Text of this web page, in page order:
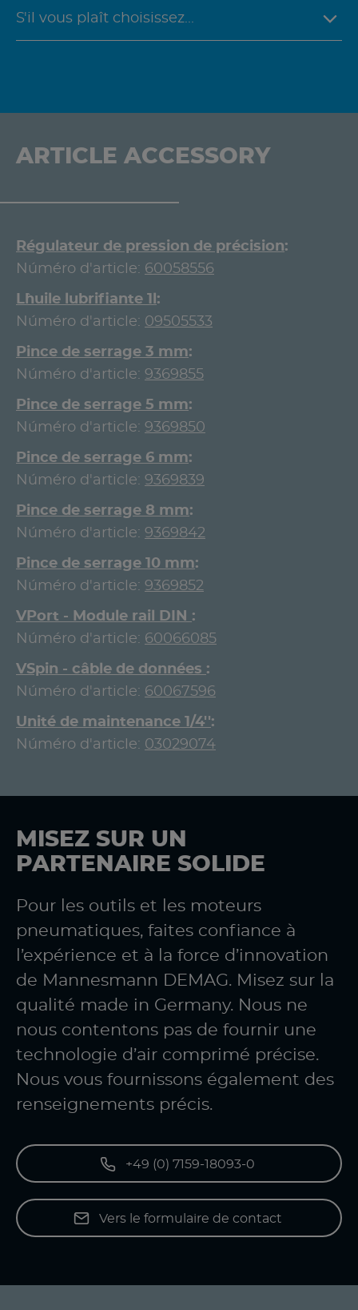
ARTICLE ACCESSORY
Régulateur de pression de précision
Núméro d'article: 60058556
L`huile lubrifiante 1l
Núméro d'article: 09505533
Pince de serrage 3 mm
Núméro d'article: 9369855
Pince de serrage 5 mm
Núméro d'article: 9369850
Pince de serrage 6 mm
Núméro d'article: 9369839
Pince de serrage 8 mm
Núméro d'article: 9369842
Pince de serrage 10 mm
Núméro d'article: 9369852
VPort - Module rail DIN
Núméro d'article: 60066085
VSpin - câble de données
Núméro d'article: 60067596
Unité de maintenance 1/4''
Núméro d'article: 03029074
MISEZ SUR UN
PARTENAIRE SOLIDE
Pour les outils et les moteurs
pneumatiques, faites confiance à
l’expérience et à la force d’innovation
de Mannesmann DEMAG. Misez sur la
qualité made in Germany. Nous ne
nous contentons pas de fournir une
technologie d’air comprimé précise.
Nous vous fournissons également des
renseignements précis.
+49 (0) 7159-18093-0
Vers le formulaire de contact